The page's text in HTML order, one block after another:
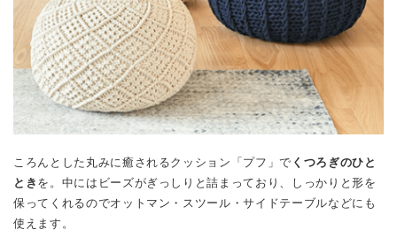
ころんとした丸みに癒されるクッション「プフ」で くつろぎのひと
とき を。中にはビーズがぎっしりと詰まっており、しっかりと形を
保ってくれるのでオットマン・スツール・サイドテーブルなどにも
使えます。